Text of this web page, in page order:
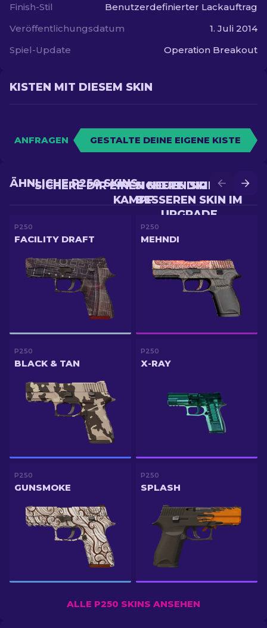
Finish-Stil
Benutzerdefinierter Lackauftrag
Veröffentlichungsdatum
1. Juli 2014
Spiel-Update
Operation Breakout
KISTEN MIT DIESEM SKIN
ANFRAGEN GESTALTE DEINE EIGENE KISTE
SICHERE DIR EINEN
BESSEREN SKIN IM
UPGRADE
SICHERE DIR EINEN NEUEN SKIN IM
KAMPF
ÄHNLICHE P250 SKINS
P250
FACILITY DRAFT
P250
MEHNDI
P250
BLACK & TAN
P250
X-RAY
P250
GUNSMOKE
P250
SPLASH
ALLE P250 SKINS ANSEHEN